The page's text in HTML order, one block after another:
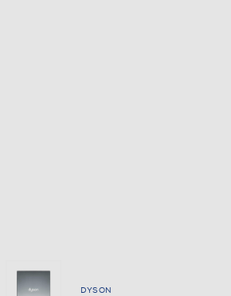
DYSON